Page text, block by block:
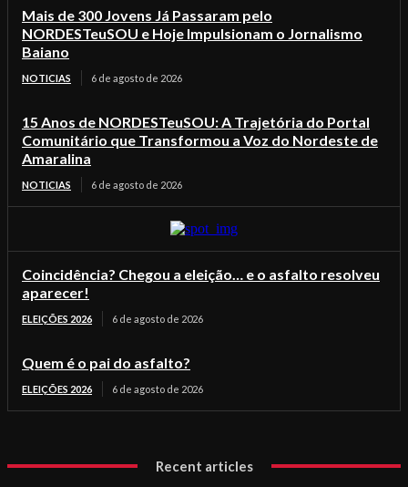
Mais de 300 Jovens Já Passaram pelo
NORDESTeuSOU e Hoje Impulsionam o Jornalismo
Baiano
NOTICIAS 6 de agosto de 2026
15 Anos de NORDESTeuSOU: A Trajetória do Portal
Comunitário que Transformou a Voz do Nordeste de
Amaralina
NOTICIAS 6 de agosto de 2026
Coincidência? Chegou a eleição… e o asfalto resolveu
aparecer!
ELEIÇÕES 2026 6 de agosto de 2026
Quem é o pai do asfalto?
ELEIÇÕES 2026 6 de agosto de 2026
Recent articles